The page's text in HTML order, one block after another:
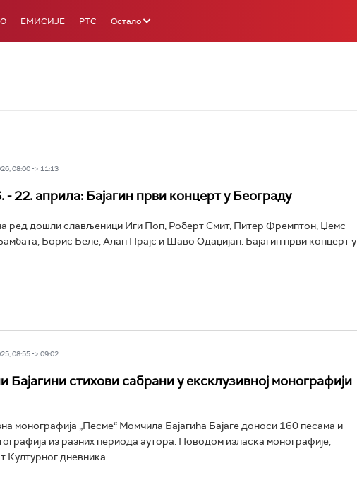
ЕМИСИЈЕ РТС Остало
08:00 -> 11:13
- 22. априла: Бајагин први концерт у Београду
ред дошли слављеници Иги Поп, Роберт Смит, Питер Фремптон, Џемс
Борис Беле, Алан Прајс и Шаво Одаџијан. Бајагин први концерт у
08:55 -> 09:02
Бајагини стихови сабрани у ексклузивној монографији
монографија „Песме“ Момчила Бајагића Бајаге доноси 160 песама и
из разних периода аутора. Поводом изласка монографије,
Културног дневника...